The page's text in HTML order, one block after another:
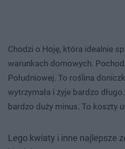
Chodzi o Hoję, która idealnie
warunkach domowych.
Południowej. To roślina
wytrzymała i żyje bardzo
bardzo duży minus. To koszty
Lego kwiaty i inne najlepsze